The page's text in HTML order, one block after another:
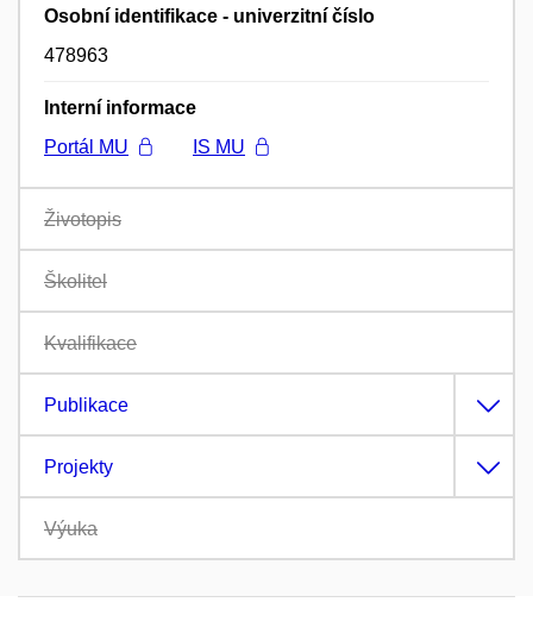
Osobní identifikace - univerzitní číslo
478963
Interní informace
Portál MU
IS MU
Životopis
Školitel
Kvalifikace
Publikace
Projekty
Výuka